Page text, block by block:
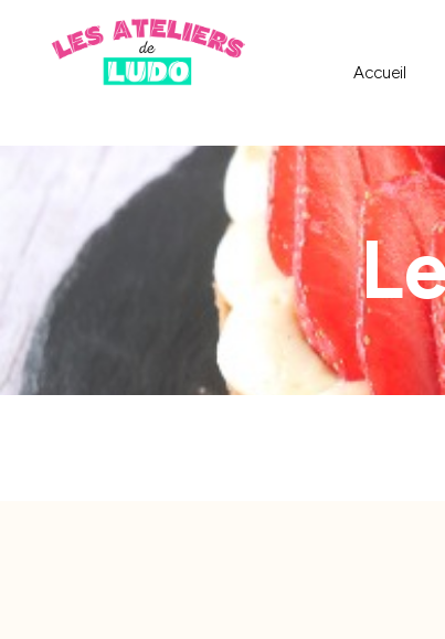
Accueil